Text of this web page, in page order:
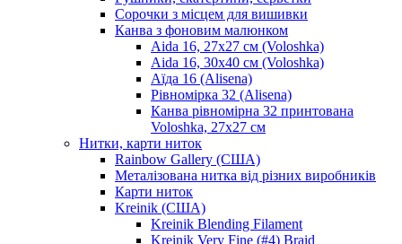
Сорочки з місцем для вишивки
Канва з фоновим малюнком
Aida 16, 27х27 см (Voloshka)
Aida 16, 30х40 см (Voloshka)
Аїда 16 (Alisena)
Рівномірка 32 (Alisena)
Канва рівномірна 32 принтована
Voloshka, 27х27 см
Нитки, карти ниток
Rainbow Gallery (США)
Металізована нитка від різних виробників
Карти ниток
Kreinik (США)
Kreinik Blending Filament
Kreinik Very Fine (#4) Braid